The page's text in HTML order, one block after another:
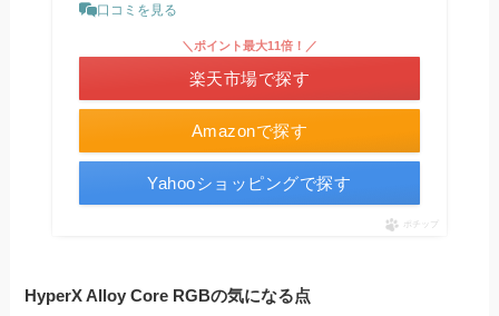
口コミを見る
Amazonで探す
＼ポイント最大11倍！／
楽天市場で探す
Yahooショッピングで探す
ポチップ
HyperX Alloy Core RGBの気になる点